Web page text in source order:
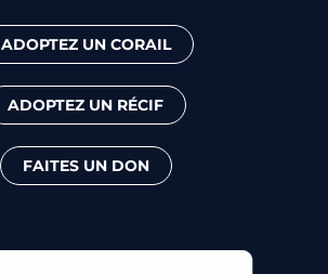
ADOPTEZ UN CORAIL
ADOPTEZ UN RÉCIF
FAITES UN DON